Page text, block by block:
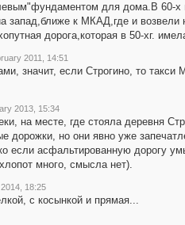
для дома.В 60-х
запад,ближе к МКАД,где и
дорога,которая в 50-хг.
2011, 14:51
значит, если Строгино, то такси
2013, 15:34
на месте, где стояла деревня
дорожки, но они явно уже
если асфальтированную дорогу
много, смысла нет).
18:25
с косынкой и прямая...